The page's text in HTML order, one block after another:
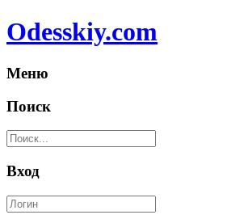
Odesskiy.com
Меню
Поиск
Вход